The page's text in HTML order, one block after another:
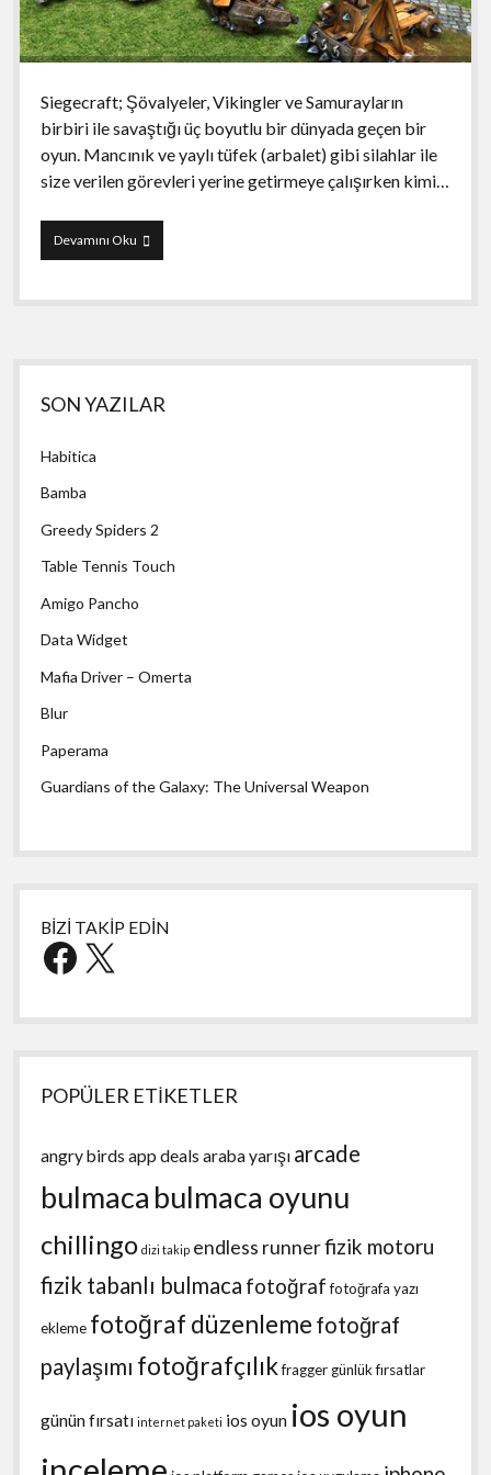
Siegecraft; Şövalyeler, Vikingler ve Samurayların
birbiri ile savaştığı üç boyutlu bir dünyada geçen bir
oyun. Mancınık ve yaylı tüfek (arbalet) gibi silahlar ile
size verilen görevleri yerine getirmeye çalışırken kimi…
Devamını OkuSiegecraft
Yan
Menü
SON YAZILAR
Habitica
Bamba
Greedy Spiders 2
Table Tennis Touch
Amigo Pancho
Data Widget
Mafia Driver – Omerta
Blur
Paperama
Guardians of the Galaxy: The Universal Weapon
BİZİ TAKİP EDİN
Facebook
X
POPÜLER ETİKETLER
angry birds app deals araba yarışı arcade
bulmaca bulmaca oyunu
chillingo dizi takip endless runnerfizik motoru
fizik tabanlı bulmaca fotoğraf fotoğrafa yazı
ekleme fotoğraf düzenleme fotoğraf
paylaşımı fotoğrafçılıkfraggergünlük fırsatlar
günün fırsatı internet paketi ios oyun ios oyun